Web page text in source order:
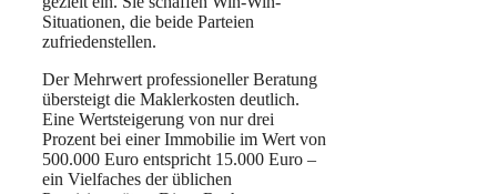
Situationen, die beide Parteien
zufriedenstellen.
Der Mehrwert professioneller Beratung
übersteigt die Maklerkosten deutlich.
Eine Wertsteigerung von nur drei
Prozent bei einer Immobilie im Wert von
500.000 Euro entspricht 15.000 Euro –
ein Vielfaches der üblichen